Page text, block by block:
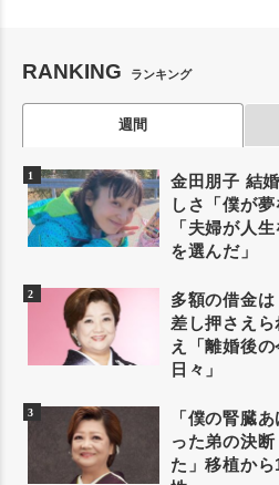
RANKING ランキング
週間
金田朋子 結
しさ「僕が
「夫婦が人
を選んだ」
多額の借金
差し押さえ
え「離婚後
日々」
「僕の腎臓
った弟の決
た」移植か